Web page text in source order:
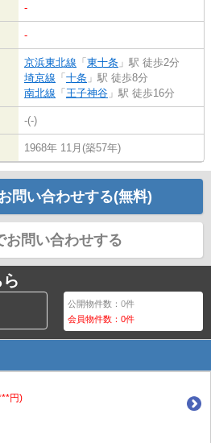
-
-
京浜東北線 「 東十条 」駅 徒歩2分
埼京線 「 十条 」駅 徒歩8分
南北線 「 王子神谷 」駅 徒歩16分
-(-)
1968年 11月(築57年)
問い合わせする(無料)
お問い合わせする
公開物件数：0件
会員物件数：0件
円)